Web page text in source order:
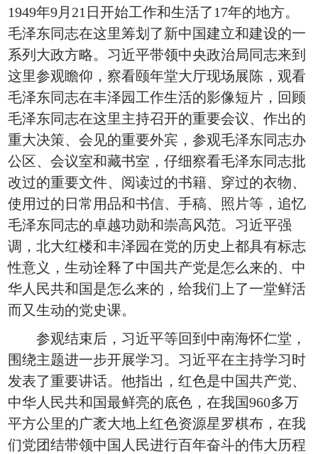
1949年9月21日开始工作和生活了17年的地方。
毛泽东同志在这里筹划了新中国建立和建设的一
系列大政方略。习近平带领中央政治局同志来到
这里参观瞻仰，察看颐年堂大厅现场展陈，观看
毛泽东同志在丰泽园工作生活的影像短片，回顾
毛泽东同志在这里主持召开的重要会议、作出的
重大决策、会见的重要外宾，参观毛泽东同志办
公区、会议室和藏书室，仔细察看毛泽东同志批
改过的重要文件、阅读过的书籍、穿过的衣物、
使用过的日常用品和书信、手稿、照片等，追忆
毛泽东同志的卓越功勋和崇高风范。习近平强
调，北大红楼和丰泽园在党的历史上都具有标志
性意义，生动诠释了中国共产党是怎么来的、中
华人民共和国是怎么来的，给我们上了一堂鲜活
而又生动的党史课。
参观结束后，习近平等回到中南海怀仁堂，
围绕主题进一步开展学习。习近平在主持学习时
发表了重要讲话。他指出，红色是中国共产党、
中华人民共和国最鲜亮的底色，在我国960多万
平方公里的广袤大地上红色资源星罗棋布，在我
们党团结带领中国人民进行百年奋斗的伟大历程